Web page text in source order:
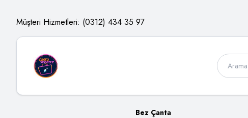
Müşteri Hizmetleri: (0312) 434 35 97
Bez Çanta